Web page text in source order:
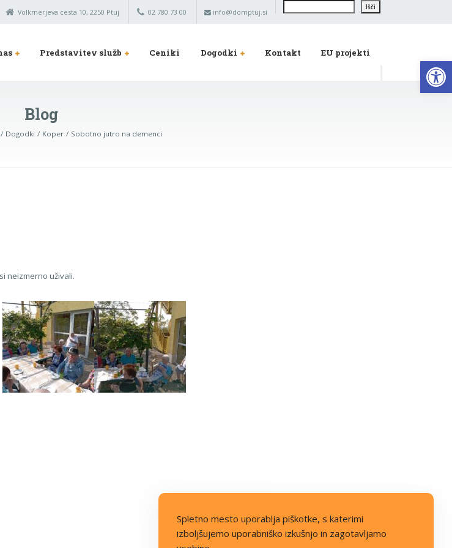
Volkmerjeva cesta 10, 2250 Ptuj 02 780 73 00 info@domptuj.si
Išči
Predstavitev služb Ceniki Dogodki Kontakt EU projekti
Blog
Dogodki Koper Sobotno jutro na demenci
neizmerno uživali.
Spletno mesto uporablja piškotke, s katerimi
izboljšujemo uporabniško izkušnjo in zagotavljamo